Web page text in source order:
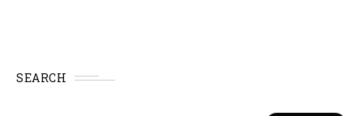
SEARCH